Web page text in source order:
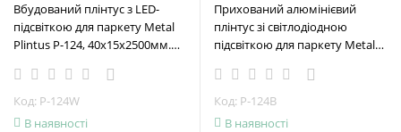
Вбудований плінтус з LED-
підсвіткою для паркету Metal
Plintus Р-124, 40х15х2500мм.
Код: P-124W
В наявності
Прихований алюмінієвий
плінтус зі світлодіодною
підсвіткою для паркету Metal
Чорний
Код: P-124B
В наявності